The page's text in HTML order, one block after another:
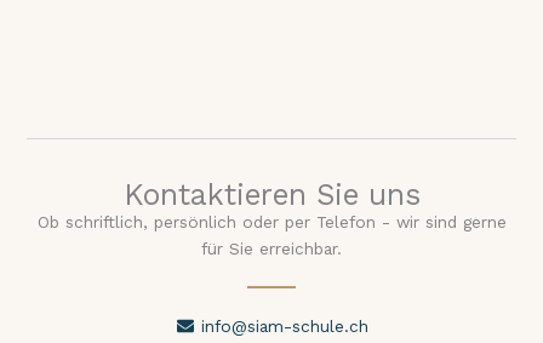
Kontaktieren Sie uns
Ob schriftlich, persönlich oder per Telefon - wir sind gerne
für Sie erreichbar.
info@siam-schule.ch